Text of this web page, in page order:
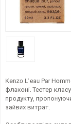
Kenzo L’eau Par
флаконі. Тестер
продукту, пропонуючи
зайвих витрат.